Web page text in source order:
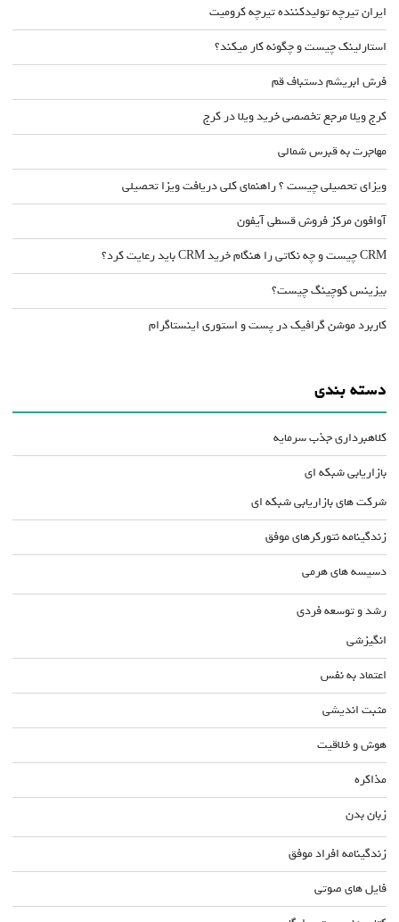
ایران تیرچه تولیدکننده تیرچه کرومیت
استارلینک چیست و چگونه کار میکند؟
فرش ابریشم دستباف قم
کرج ویلا مرجع تخصصی خرید ویلا در کرج
مهاجرت به قبرس شمالی
ویزای تحصیلی چیست ؟ راهنمای کلی دریافت ویزا تحصیلی
آوافون مرکز فروش قسطی آیفون
CRM چیست و چه نکاتی را هنگام خرید CRM باید رعایت کرد؟
بیزینس کوچینگ چیست؟
کاربرد موشن گرافیک در پست و استوری اینستاگرام
دسته بندی
کلاهبرداری جذب سرمایه
بازاریابی شبکه ای
شرکت های بازاریابی شبکه ای
زندگینامه نتورکرهای موفق
دسیسه های هرمی
رشد و توسعه فردی
انگیزشی
اعتماد به نفس
مثبت اندیشی
هوش و خلاقیت
مذاکره
زبان بدن
زندگینامه افراد موفق
فایل های صوتی